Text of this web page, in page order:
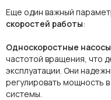
Еще один важный
скоростей работы:
Односкоростные насосы
частотой вращения, что
эксплуатации. Они
регулировать мощность
системы.